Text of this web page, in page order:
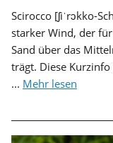
Scirocco [ʃiˈrɔkko-
starker Wind, der
Sand über das
trägt. Diese
... Mehr lesen